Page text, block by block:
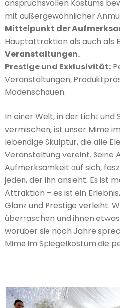
anspruchsvollen Kostüms
mit außergewöhnlicher
Mittelpunkt der
Hauptattraktion als auch als
Veranstaltungen.
Prestige und Exklusivität:
Veranstaltungen,
Modenschauen.
In einer Welt, in der Licht und
vermischen, ist unser Mime
lebendige Skulptur, die alle
Veranstaltung vereint. Seine
Aufmerksamkeit auf sich,
jeden, der ihn ansieht. Es ist
Attraktion – es ist ein
Glanz und Prestige verleiht.
überraschen und ihnen
worüber sie noch Jahre
Mime im Spiegelkostüm die